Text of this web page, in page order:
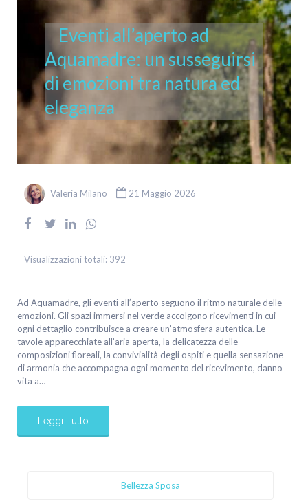
Eventi all’aperto ad
Aquamadre: un susseguirsi
di emozioni tra natura ed
eleganza
Valeria Milano 21 Maggio 2026
Visualizzazioni totali: 392
Ad Aquamadre, gli eventi all’aperto seguono il ritmo naturale delle
emozioni. Gli spazi immersi nel verde accolgono ricevimenti in cui
ogni dettaglio contribuisce a creare un’atmosfera autentica. Le
tavole apparecchiate all’aria aperta, la delicatezza delle
composizioni floreali, la convivialità degli ospiti e quella sensazione
di armonia che accompagna ogni momento del ricevimento, danno
vita a…
Leggi Tutto
Bellezza Sposa